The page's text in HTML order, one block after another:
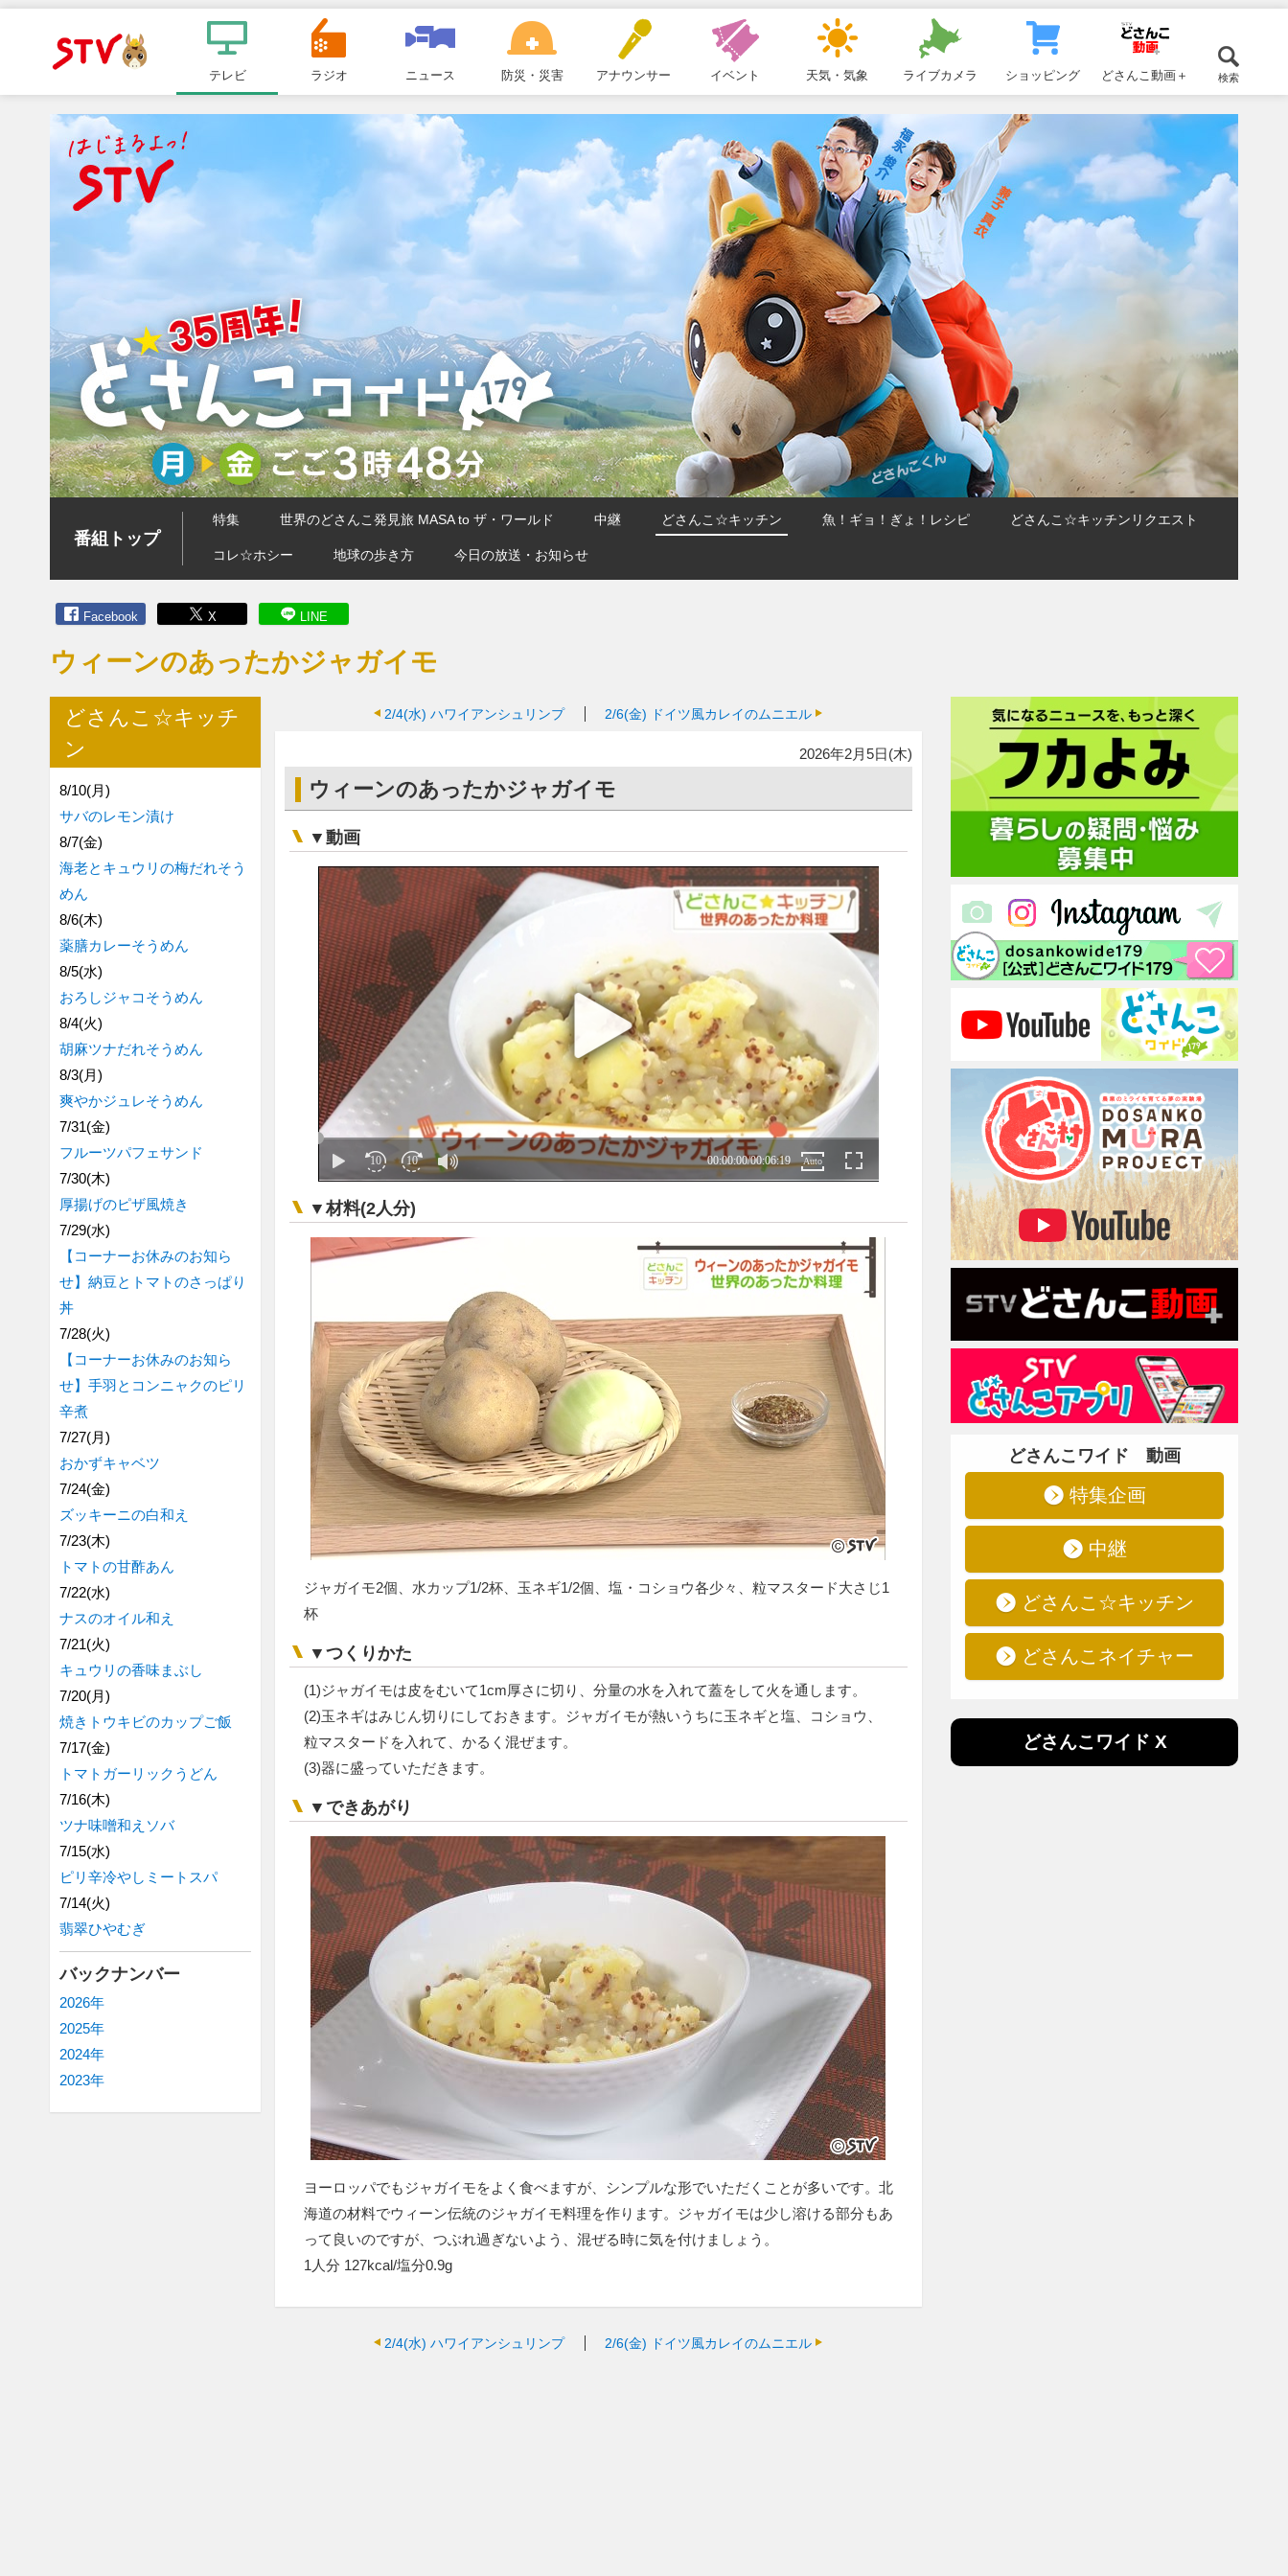
ＳＴＶ札
幌テレビ
ュ
ー
テレビ ラジオ ニュース 防災・災害 アナウンサー イベント 天気・気象 ライブカメラ ショッピング どさんこ動画＋ 検索
番組トップ
特集 世界のどさんこ発見旅 MASA to ザ・ワールド 中継 どさんこ☆キッチン 魚！ギョ！ぎょ！レシピ どさんこ☆キッチンリクエスト
コレ☆ホシー 地球の歩き方 今日の放送・お知らせ
Facebook X LINE
ウィーンのあったかジャガイモ
2/4(水) ハワイアンシュリンプ 2/6(金) ドイツ風カレイのムニエル
2026年2月5日(木)
ウィーンのあったかジャガイモ
▼動画
▼材料(2人分)
ジャガイモ2個、水カップ1/2杯、玉ネギ1/2個、塩・コショウ各少々、粒マスタード大さじ1
杯
▼つくりかた
(1)ジャガイモは皮をむいて1cm厚さに切り、分量の水を入れて蓋をして火を通します。
(2)玉ネギはみじん切りにしておきます。ジャガイモが熱いうちに玉ネギと塩、コショウ、
粒マスタードを入れて、かるく混ぜます。
(3)器に盛っていただきます。
▼できあがり
ヨーロッパでもジャガイモをよく食べますが、シンプルな形でいただくことが多いです。北
海道の材料でウィーン伝統のジャガイモ料理を作ります。ジャガイモは少し溶ける部分もあ
って良いのですが、つぶれ過ぎないよう、混ぜる時に気を付けましょう。
1人分 127kcal/塩分0.9g
2/4(水) ハワイアンシュリンプ 2/6(金) ドイツ風カレイのムニエル
どさんこ☆キッチ
ン
8/10(月)
サバのレモン漬け
8/7(金)
海老とキュウリの梅だれそう
めん
8/6(木)
薬膳カレーそうめん
8/5(水)
おろしジャコそうめん
8/4(火)
胡麻ツナだれそうめん
8/3(月)
爽やかジュレそうめん
7/31(金)
フルーツパフェサンド
7/30(木)
厚揚げのピザ風焼き
7/29(水)
【コーナーお休みのお知ら
せ】納豆とトマトのさっぱり
丼
7/28(火)
【コーナーお休みのお知ら
せ】手羽とコンニャクのピリ
辛煮
7/27(月)
おかずキャベツ
7/24(金)
ズッキーニの白和え
7/23(木)
トマトの甘酢あん
7/22(水)
ナスのオイル和え
7/21(火)
キュウリの香味まぶし
7/20(月)
焼きトウキビのカップご飯
7/17(金)
トマトガーリックうどん
7/16(木)
ツナ味噌和えソバ
7/15(水)
ピリ辛冷やしミートスパ
7/14(火)
翡翠ひやむぎ
バックナンバー
2026年
2025年
2024年
2023年
どさんこワイド 動画
特集企画
中継
どさんこ☆キッチン
どさんこネイチャー
どさんこワイド X